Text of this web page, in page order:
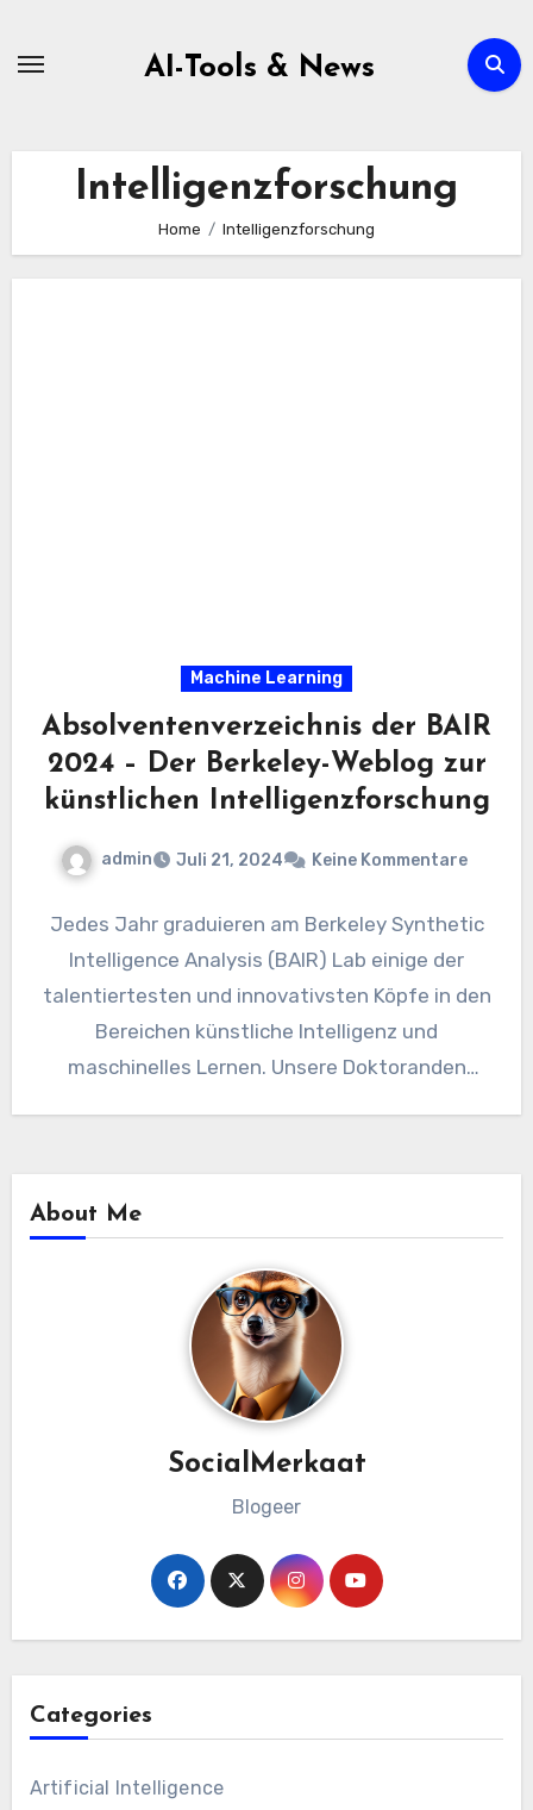
AI-Tools & News
Intelligenzforschung
Home Intelligenzforschung
Machine Learning
Absolventenverzeichnis der BAIR
2024 – Der Berkeley-Weblog zur
künstlichen Intelligenzforschung
admin Juli 21, 2024 Keine Kommentare
Jedes Jahr graduieren am Berkeley Synthetic
Intelligence Analysis (BAIR) Lab einige der
talentiertesten und innovativsten Köpfe in den
Bereichen künstliche Intelligenz und
maschinelles Lernen. Unsere Doktoranden
About Me
SocialMerkaat
Blogeer
Categories
Artificial Intelligence